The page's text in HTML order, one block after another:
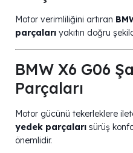
Motor verimliliğini artıran BMW
parçaları yakıtın doğru
BMW X6 G06 Şanzıman Yedek
Parçaları
Motor gücünü tekerleklere
yedek parçaları sürüş
önemlidir.